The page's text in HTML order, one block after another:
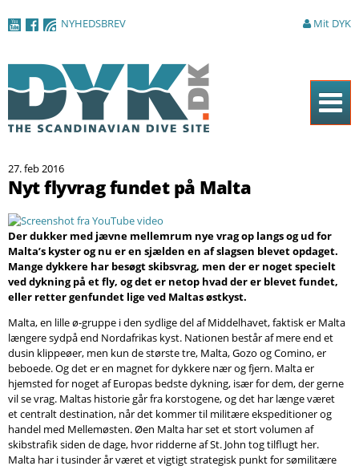
NYHEDSBREV Mit DYK
Magasinet
Artikler
DYK Guiden
Shop
Om DYK
Søg
27. feb 2016
Nyt flyvrag fundet på Malta
Der dukker med jævne mellemrum nye vrag op langs og ud for
Malta’s kyster og nu er en sjælden en af slagsen blevet opdaget.
Mange dykkere har besøgt skibsvrag, men der er noget specielt
ved dykning på et fly, og det er netop hvad der er blevet fundet,
eller retter genfundet lige ved Maltas østkyst.
Malta, en lille ø-gruppe i den sydlige del af Middelhavet, faktisk er Malta
længere sydpå end Nordafrikas kyst. Nationen består af mere end et
dusin klippeøer, men kun de største tre, Malta, Gozo og Comino, er
beboede. Og det er en magnet for dykkere nær og fjern. Malta er
hjemsted for noget af Europas bedste dykning, især for dem, der gerne
vil se vrag. Maltas historie går fra korstogene, og det har længe været
et centralt destination, når det kommer til militære ekspeditioner og
handel med Mellemøsten. Øen Malta har set et stort volumen af
skibstrafik siden de dage, hvor ridderne af St. John tog tilflugt her.
Malta har i tusinder år været et vigtigt strategisk punkt for sømilitære